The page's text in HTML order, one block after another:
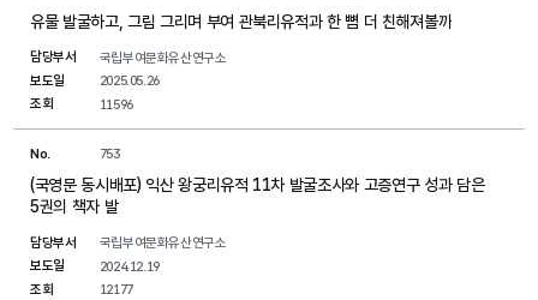
유물 발굴하고, 그림 그리며 부여 관북리유적과 한 뼘 더 친해져볼까
담당부서
국립부여문화유산연구소
보도일
2025.05.26
조회
11596
No. 753
(국영문 동시배포) 익산 왕궁리유적 11차 발굴조사와 고증연구 성과 담은
5권의 책자 발
담당부서
국립부여문화유산연구소
보도일
2024.12.19
조회
12177